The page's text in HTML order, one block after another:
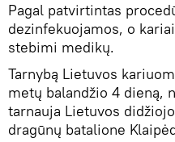
Pagal patvirtintas
dezinfekuojamos, o
stebimi medikų.
Tarnybą Lietuvos
metų balandžio 4 dieną,
tarnauja Lietuvos
dragūnų batalione